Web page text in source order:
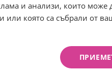
и анализи, които може
или която са събрали от